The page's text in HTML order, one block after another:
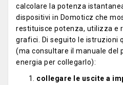
calcolare la potenza
dispositivi in Domoticz che
restituisce potenza, utilizza e
grafici. Di seguito le istruzioni
(ma consultare il manuale del
energia per collegarlo):
collegare le uscite a